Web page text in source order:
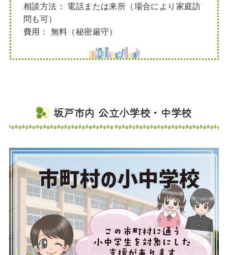
相談方法： 電話または来所（場合により家庭訪
問も可）
費用： 無料（秘密厳守）
坂戸市内 公立小学校・中学校